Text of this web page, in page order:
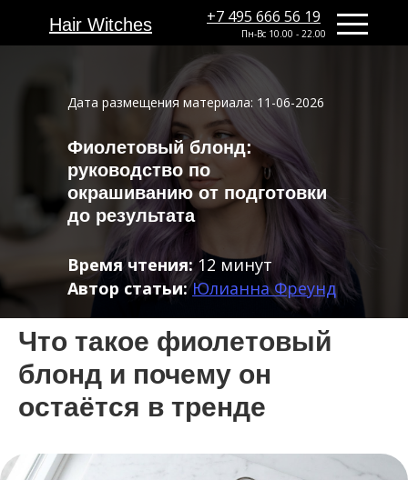
Hair Witches +7 495 666 56 19
Пн-Вс 10.00 - 22.00
Hair Witches +7 495 666 56 19
Фиолетовый блонд:
руководство по
окрашиванию от подготовки
до результата
Время чтения:12 минут
Автор статьи: Юлианна Фреунд
Дата размещения материала: 11-06-2026
Что такое фиолетовый
блонд и почему он
остаётся в тренде